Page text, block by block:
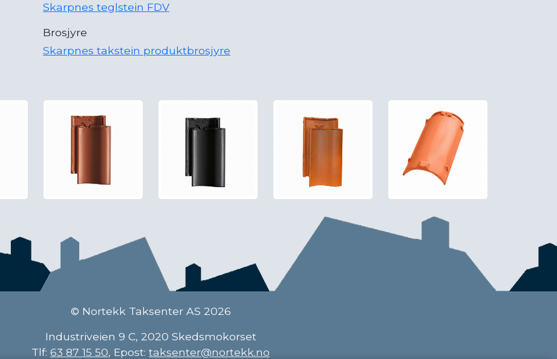
Skarpnes teglstein FDV
Brosjyre
Skarpnes takstein produktbrosjyre
© Nortekk Taksenter AS 2026
Industriveien 9 C, 2020 Skedsmokorset
Tlf: 63 87 15 50, Epost: taksenter@nortekk.no